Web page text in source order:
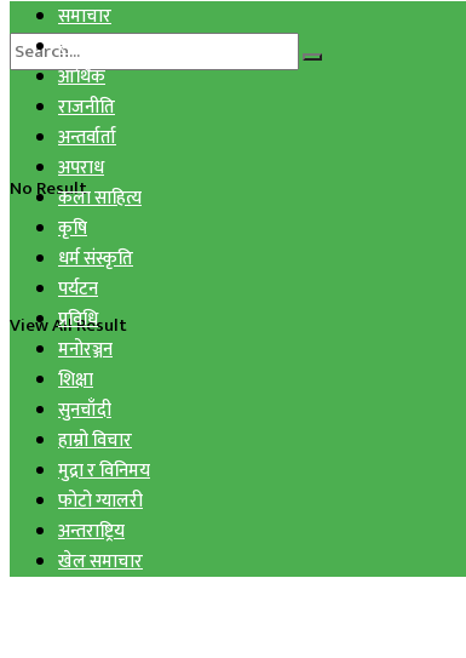
No Result
View All Result
समाचार
स्वास्थ्य
आर्थिक
राजनीति
अन्तर्वार्ता
अपराध
कला साहित्य
कृषि
धर्म संस्कृति
पर्यटन
प्रविधि
मनोरञ्जन
शिक्षा
सुनचाँदी
हाम्रो विचार
मुद्रा र विनिमय
फोटो ग्यालरी
अन्तराष्ट्रिय
खेल समाचार